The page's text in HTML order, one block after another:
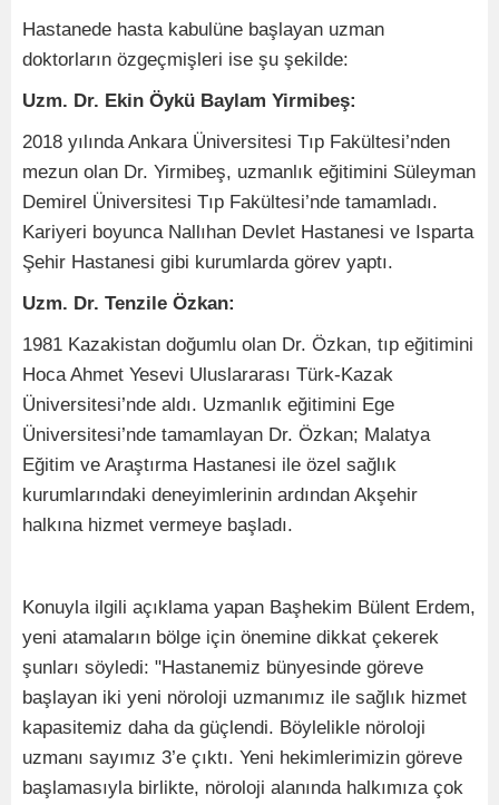
Hastanede hasta kabulüne başlayan uzman
doktorların özgeçmişleri ise şu şekilde:
Uzm. Dr. Ekin Öykü Baylam Yirmibeş:
2018 yılında Ankara Üniversitesi Tıp Fakültesi’nden
mezun olan Dr. Yirmibeş, uzmanlık eğitimini Süleyman
Demirel Üniversitesi Tıp Fakültesi’nde tamamladı.
Kariyeri boyunca Nallıhan Devlet Hastanesi ve Isparta
Şehir Hastanesi gibi kurumlarda görev yaptı.
Uzm. Dr. Tenzile Özkan:
1981 Kazakistan doğumlu olan Dr. Özkan, tıp eğitimini
Hoca Ahmet Yesevi Uluslararası Türk-Kazak
Üniversitesi’nde aldı. Uzmanlık eğitimini Ege
Üniversitesi’nde tamamlayan Dr. Özkan; Malatya
Eğitim ve Araştırma Hastanesi ile özel sağlık
kurumlarındaki deneyimlerinin ardından Akşehir
halkına hizmet vermeye başladı.
Konuyla ilgili açıklama yapan Başhekim Bülent Erdem,
yeni atamaların bölge için önemine dikkat çekerek
şunları söyledi: "Hastanemiz bünyesinde göreve
başlayan iki yeni nöroloji uzmanımız ile sağlık hizmet
kapasitemiz daha da güçlendi. Böylelikle nöroloji
uzmanı sayımız 3’e çıktı. Yeni hekimlerimizin göreve
başlamasıyla birlikte, nöroloji alanında halkımıza çok